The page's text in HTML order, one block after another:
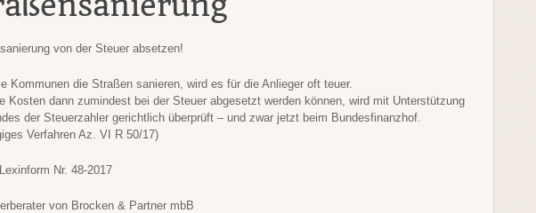
von der Steuer absetzen!
Kommunen die Straßen sanieren, wird es für die Anlieger oft teuer.
Kosten dann zumindest bei der Steuer abgesetzt werden können, wird mit Unterstützung
der Steuerzahler gerichtlich überprüft – und zwar jetzt beim Bundesfinanzhof.
Verfahren Az. VI R 50/17)
Nr. 48-2017
von Brocken & Partner mbB